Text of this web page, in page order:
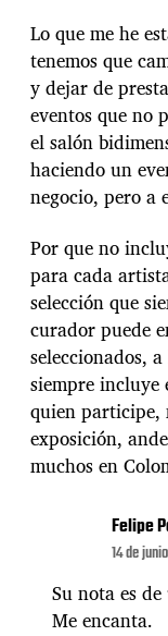
Lo que me he
tenemos que
y dejar de
eventos que no
el salón
haciendo un
negocio, pero a
Por que no
para cada
selección que
curador puede
seleccionados,
siempre incluye
quien participe,
exposición,
muchos en
Felipe
14 de
Su nota es
Me encanta.